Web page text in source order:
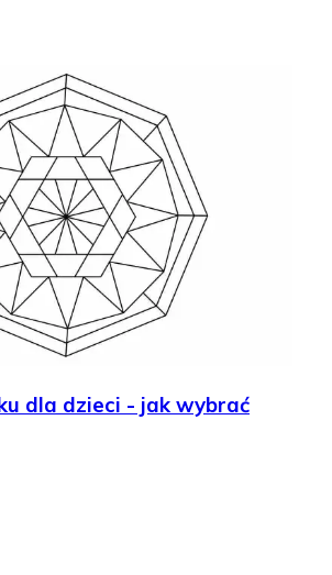
dla dzieci - jak wybrać